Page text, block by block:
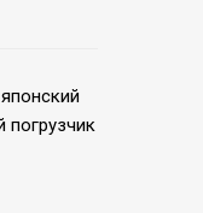
погрузчик